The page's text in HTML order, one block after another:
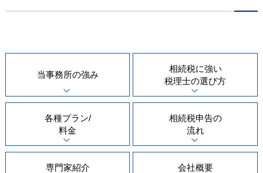
当事務所の強み
相続税に強い
税理士の選び方
各種プラン/
料金
相続税申告の
流れ
専門家紹介 会社概要